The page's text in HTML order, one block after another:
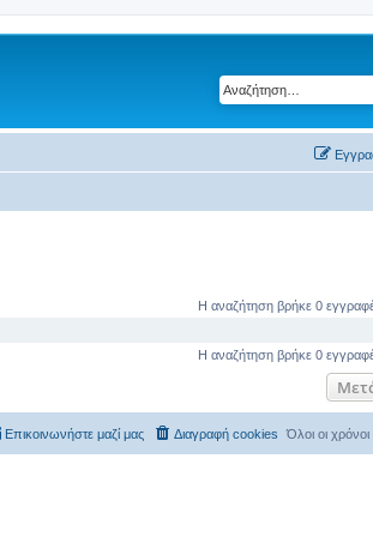
Η αναζήτηση βρήκε 0
Η αναζήτηση βρήκε 0
Όλοι οι χρόνοι
Διαγραφή cookies
Επικοινωνήστε μαζί μας